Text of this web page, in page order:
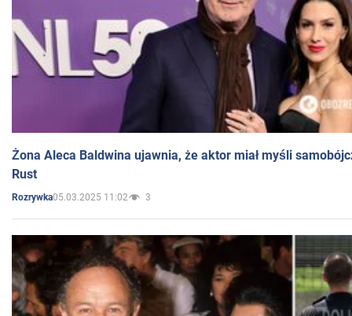
Żona Aleca Baldwina ujawnia, że aktor miał myśli
Rust
Rozrywka05.03.2025 11:02 3